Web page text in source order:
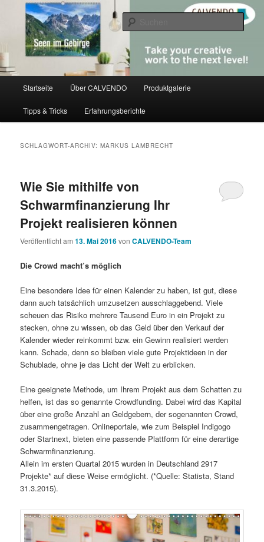
primären
springen
sekundären
springenCALVENDO
share creativity
Startseite Über CALVENDO Produktgalerie
Tipps & Tricks Erfahrungsberichte
SCHLAGWORT-ARCHIV:MARKUS LAMBRECHT
Wie Sie mithilfe von
Schwarmfinanzierung Ihr
Projekt realisieren können
Veröffentlicht am13. Mai 2016vonCALVENDO-Team
Die Crowd macht’s möglich
Eine besondere Idee für einen Kalender zu haben, ist gut, diese
dann auch tatsächlich umzusetzen ausschlaggebend. Viele
scheuen das Risiko mehrere Tausend Euro in ein Projekt zu
stecken, ohne zu wissen, ob das Geld über den Verkauf der
Kalender wieder reinkommt bzw. ein Gewinn realisiert werden
kann. Schade, denn so bleiben viele gute Projektideen in der
Schublade, ohne je das Licht der Welt zu erblicken.
Eine geeignete Methode, um Ihrem Projekt aus dem Schatten zu
helfen, ist das so genannte Crowdfunding. Dabei wird das Kapital
über eine große Anzahl an Geldgebern, der sogenannten Crowd,
zusammengetragen. Onlineportale, wie zum Beispiel Indigogo
oder Startnext, bieten eine passende Plattform für eine derartige
Schwarmfinanzierung.
Allein im ersten Quartal 2015 wurden in Deutschland 2917
Projekte* auf diese Weise ermöglicht. (*Quelle: Statista, Stand
31.3.2015).